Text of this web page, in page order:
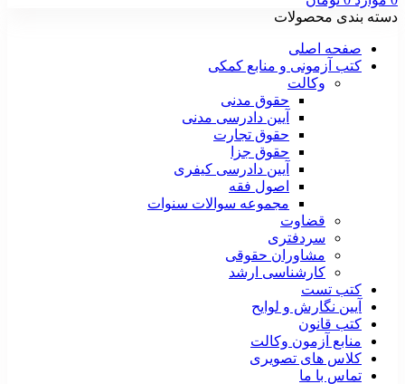
دسته بندی محصولات
صفحه اصلی
کتب آزمونی و منابع کمکی
وکالت
حقوق مدنی
آیین دادرسی مدنی
حقوق تجارت
حقوق جزا
آیین دادرسی کیفری
اصول فقه
مجموعه سوالات سنوات
قضاوت
سردفتری
مشاوران حقوقی
کارشناسی ارشد
کتب تست
آیین نگارش و لوایح
کتب قانون
منابع آزمون وکالت
کلاس های تصویری
تماس با ما